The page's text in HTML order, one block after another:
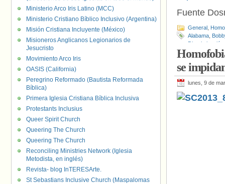
Fuente
General
Alabama
Discriminación
Tribunal
se
lunes, 9 de
Ministerio Arco Iris Latino (MCC)
Ministerio Cristiano Bíblico Inclusivo (Argentina)
Misión Cristiana Incluyente (México)
Misioneros Anglicanos Legionarios de
Jesucristo
Movimiento Arco Iris
OASIS (California)
Peregrino Reformado (Bautista Reformada
Bíblica)
Primera Iglesia Cristiana Bíblica Inclusiva
Protestants Inclusius
Queer Spirit Church
Queering The Church
Queering The Church
Reconciling Ministries Network (Iglesia
Metodista, en inglés)
Revista- blog InTERESArte.
St Sebastians Inclusive Church (Maspalomas